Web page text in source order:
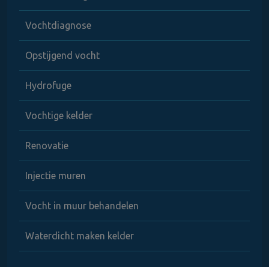
Vochtdiagnose
Opstijgend vocht
Hydrofuge
Vochtige kelder
Renovatie
Injectie muren
Vocht in muur behandelen
Waterdicht maken kelder